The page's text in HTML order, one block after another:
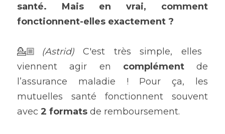
santé. Mais en vrai, comment
fonctionnent-elles exactement ?
💁🏼 (Astrid) C'est très simple, elles
viennent agir en complément de
l’assurance maladie ! Pour ça, les
mutuelles santé fonctionnent souvent
avec 2 formats de remboursement.